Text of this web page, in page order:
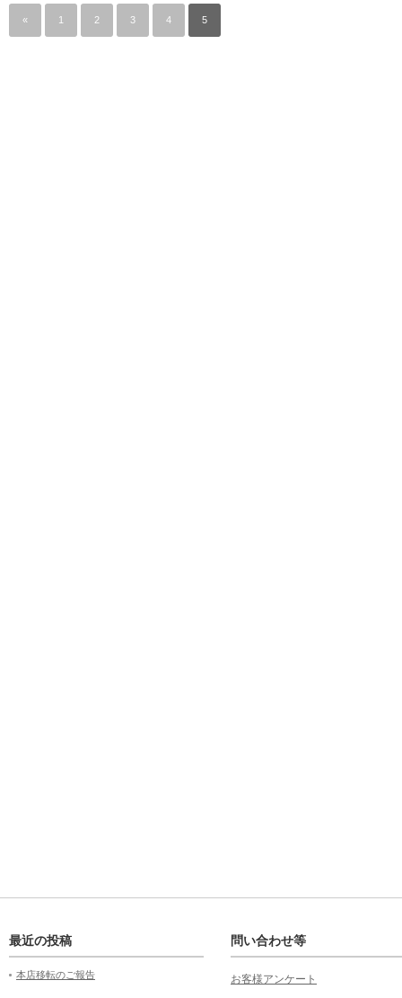
« 1 2 3 4 5
最近の投稿
本店移転のご報告
問い合わせ等
お客様アンケート